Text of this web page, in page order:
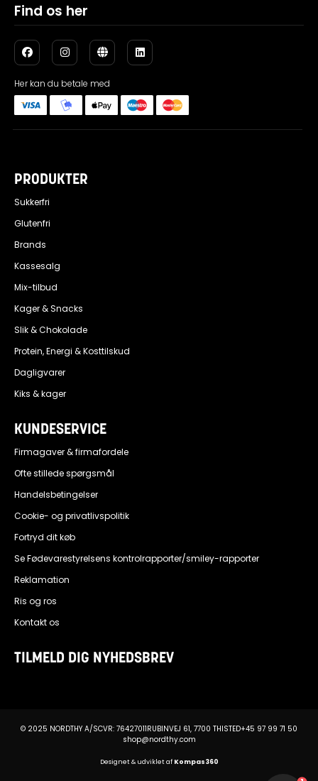
Find os her
Her kan du betale med
PRODUKTER
Sukkerfri
Glutenfri
Brands
Kassesalg
Mix-tilbud
Kager & Snacks
Slik & Chokolade
Protein, Energi & Kosttilskud
Dagligvarer
Kiks & kager
KUNDESERVICE
Firmagaver & firmafordele
Ofte stillede spørgsmål
Handelsbetingelser
Cookie- og privatlivspolitik
Fortryd dit køb
Se Fødevarestyrelsens kontrolrapporter/smiley-rapporter
Reklamation
Ris og ros
Kontakt os
TILMELD DIG NYHEDSBREV
© 2025 NORDTHY A/SCVR: 76427011RUBINVEJ 61, 7700 THISTED+45 97 99 71 50
shop@nordthy.com
Designet & udviklet af Kompas360